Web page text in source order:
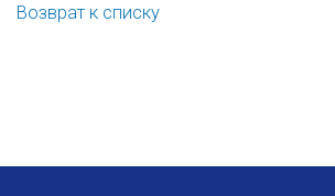
Возврат к списку